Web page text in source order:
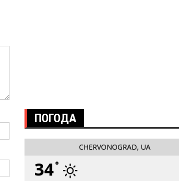
ПОГОДА
CHERVONOGRAD, UA
34°